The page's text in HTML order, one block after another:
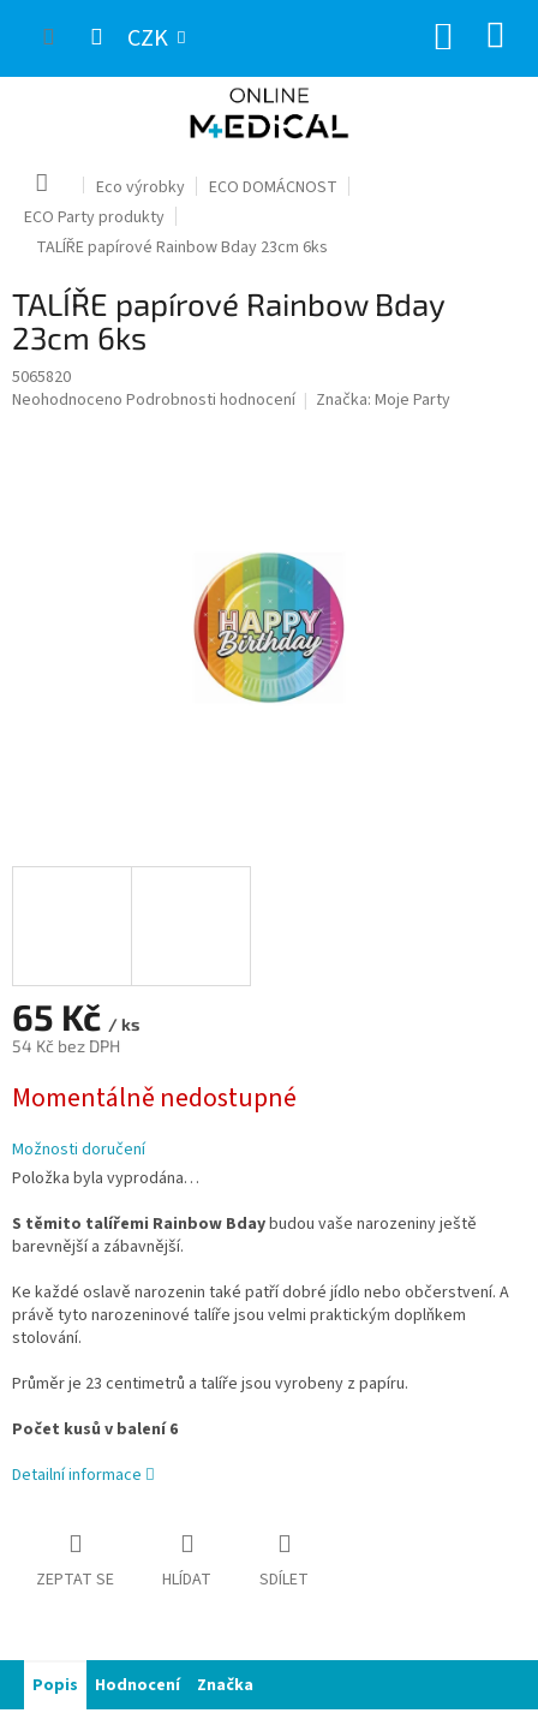
CZK
Domů Eco výrobky
ECO DOMÁCNOST
ECO Party produkty
TALÍŘE papírové Rainbow Bday 23cm 6ks
TALÍŘE papírové Rainbow Bday
23cm 6ks
5065820
Průměrné
Neohodnoceno Podrobnosti hodnocení Značka: Moje Party
65 Kč / ks
54 Kč bez DPH
cena:
Momentálně nedostupné
Možnosti doručení
Položka byla vyprodána…
S těmito talířemi Rainbow Bdaybudou vaše narozeniny ještě
barevnější a zábavnější.
Ke každé oslavě narozenin také patří dobré jídlo nebo občerstvení. A
právě tyto narozeninové talíře jsou velmi praktickým doplňkem
stolování.
Průměr je 23 centimetrů a talíře jsou vyrobeny z papíru.
Počet kusů v balení 6
Detailní informace
ZEPTAT SE HLÍDAT SDÍLET
Popis Hodnocení Značka